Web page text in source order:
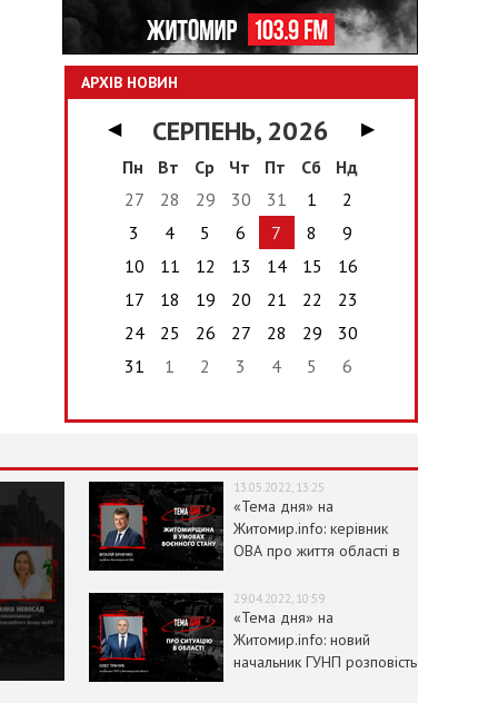
АРХІВ НОВИН
◀ СЕРПЕНЬ, 2026
▶
Пн
Вт Ср Чт Пт Сб
Нд
27
28 29 30 31 1
2
3
4 5 6 7 8
9
10
11 12 13 14 15
16
17
18 19 20 21 22
23
24
25 26 27 28 29
30
31
1 2 3 4 5 6
13.05.2022, 13:25
«Тема дня» на
Житомир.info: керівник
ОВА про життя області в
29.04.2022, 10:59
«Тема дня» на
Житомир.info: новий
начальник ГУНП розповість